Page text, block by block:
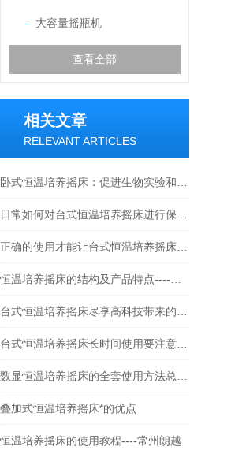
大容量摇瓶机
查看全部
相关文章
RELEVANT ARTICLES
叠加式恒温培养摇床*的优点
恒温培养摇床的使用教程----常州朗越